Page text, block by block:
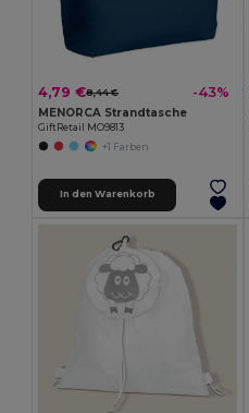
4,79 €8,44 € -43%
MENORCA Strandtasche
GiftRetail MO9813
+1 Farben
In den Warenkorb